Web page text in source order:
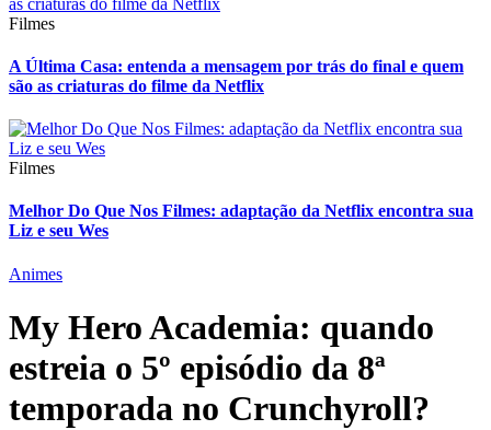
Filmes
A Última Casa: entenda a mensagem por trás do final e quem
são as criaturas do filme da Netflix
Filmes
Melhor Do Que Nos Filmes: adaptação da Netflix encontra sua
Liz e seu Wes
Animes
My Hero Academia: quando
estreia o 5º episódio da 8ª
temporada no Crunchyroll?